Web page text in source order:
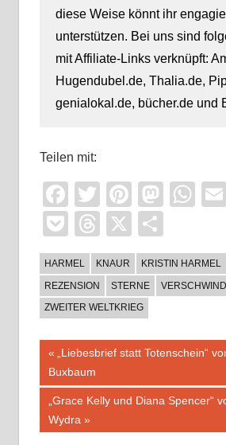
diese Weise könnt ihr
unterstützen. Bei uns sind
mit Affiliate-Links verknüpft:
Hugendubel.de, Thalia.de,
genialokal.de, bücher.de und
Teilen mit:
Facebook
TwitterPinterest
PocketThreads
X
HARMEL KNAUR KRISTIN HARMEL
REZENSION
STERNE
ZWEITER WELTKRIEG
Vorheriger
Beitrag:
„Liebesbrief statt Totenschein“
Buxbaum
Nächster
Beitrag:
„Grace Kelly und Diana Spencer“
Wydra